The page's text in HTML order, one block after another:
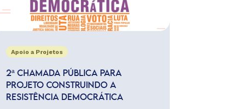
Apoio a Projetos
2ª CHAMADA PÚBLICA PARA
PROJETO CONSTRUINDO A
RESISTÊNCIA DEMOCRÁTICA